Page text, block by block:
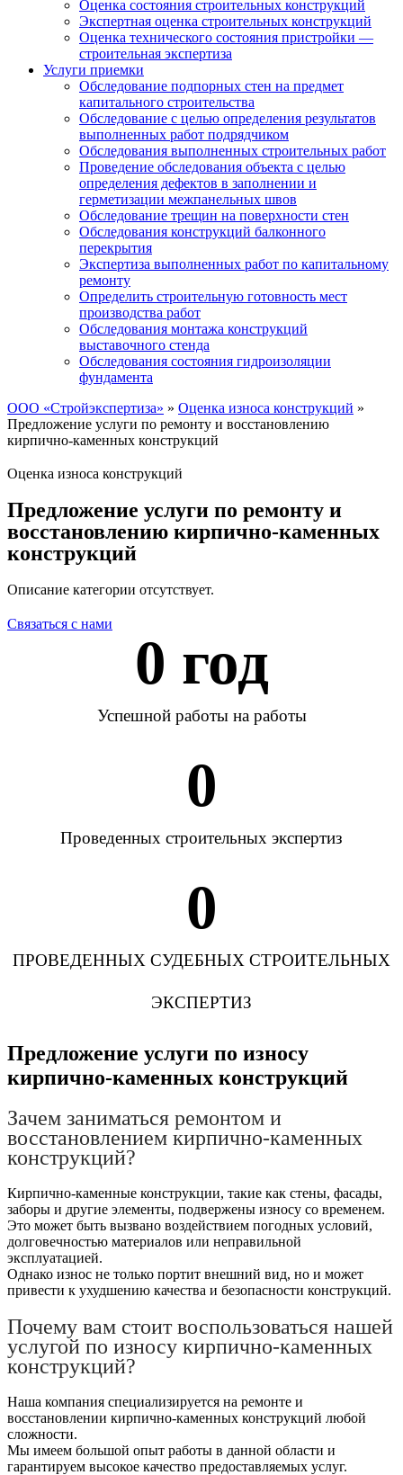
Оценка состояния строительных конструкций
Экспертная оценка строительных конструкций
Оценка технического состояния пристройки —
строительная экспертиза
Услуги приемки
Обследование подпорных стен на предмет
капитального строительства
Обследование с целью определения результатов
выполненных работ подрядчиком
Обследования выполненных строительных работ
Проведение обследования объекта с целью
определения дефектов в заполнении и
герметизации межпанельных швов
Обследование трещин на поверхности стен
Обследования конструкций балконного
перекрытия
Экспертиза выполненных работ по капитальному
ремонту
Определить строительную готовность мест
производства работ
Обследования монтажа конструкций
выставочного стенда
Обследования состояния гидроизоляции
фундамента
ООО «Стройэкспертиза» » Оценка износа конструкций »
Предложение услуги по ремонту и восстановлению
кирпично-каменных конструкций
Оценка износа конструкций
Предложение услуги по ремонту и
восстановлению кирпично-каменных
конструкций
Описание категории отсутствует.
Связаться с нами
0 год
Успешной работы на работы
0
Проведенных строительных экспертиз
0
ПРОВЕДЕННЫХ СУДЕБНЫХ СТРОИТЕЛЬНЫХ
ЭКСПЕРТИЗ
Предложение услуги по износу
кирпично-каменных конструкций
Зачем заниматься ремонтом и
восстановлением кирпично-каменных
конструкций?
Кирпично-каменные конструкции, такие как стены, фасады,
заборы и другие элементы, подвержены износу со временем.
Это может быть вызвано воздействием погодных условий,
долговечностью материалов или неправильной
эксплуатацией.
Однако износ не только портит внешний вид, но и может
привести к ухудшению качества и безопасности конструкций.
Почему вам стоит воспользоваться нашей
услугой по износу кирпично-каменных
конструкций?
Наша компания специализируется на ремонте и
восстановлении кирпично-каменных конструкций любой
сложности.
Мы имеем большой опыт работы в данной области и
гарантируем высокое качество предоставляемых услуг.